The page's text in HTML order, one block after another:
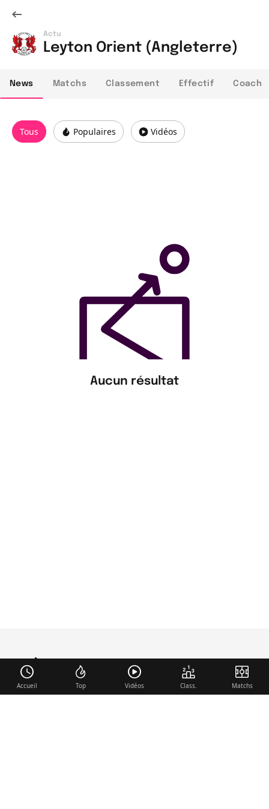
Actu
Leyton Orient (Angleterre)
News Matchs Classement Effectif Coach
Tous Populaires Vidéos
Aucun résultat
foot-anglais.com
Accueil Top Vidéos Class. Matchs